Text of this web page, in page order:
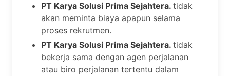
PT Karya Solusi Prima Sejahtera. tidak
akan meminta biaya apapun selama
proses rekrutmen.
PT Karya Solusi Prima Sejahtera. tidak
bekerja sama dengan agen perjalanan
atau biro perjalanan tertentu dalam